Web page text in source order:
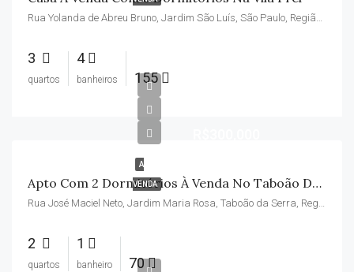
Rua Yolanda de Abreu Bruno, Jardim São Luís, São Paulo, Região Imediata de São Paulo, Região Metropolitana de São Paulo, Região Geográfica Intermediária de São Paulo, São Paulo, Região Sudeste, 05780-390, Brasil
3
quartos
4
banheiros 155
A
VENDA Apto Com 2 Dormitórios À Venda No Taboão Da Serra.
Rua José Maciel Neto, Jardim Maria Rosa, Taboão da Serra, Região Imediata de São Paulo, Região Metropolitana de São Paulo, Região Geográfica Intermediária de São Paulo, São Paulo, Região Sudeste, 06763-015, Brasil
2
quartos
1
banheiro 70